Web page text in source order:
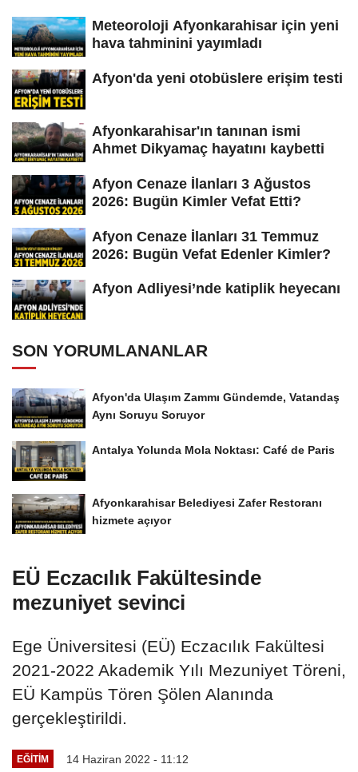
Meteoroloji Afyonkarahisar için yeni
hava tahminini yayımladı
Afyon'da yeni otobüslere erişim testi
Afyonkarahisar'ın tanınan ismi
Ahmet Dikyamaç hayatını kaybetti
Afyon Cenaze İlanları 3 Ağustos
2026: Bugün Kimler Vefat Etti?
Afyon Cenaze İlanları 31 Temmuz
2026: Bugün Vefat Edenler Kimler?
Afyon Adliyesi’nde katiplik heyecanı
SON YORUMLANANLAR
Afyon'da Ulaşım Zammı Gündemde, Vatandaş
Aynı Soruyu Soruyor
Antalya Yolunda Mola Noktası: Café de Paris
Afyonkarahisar Belediyesi Zafer Restoranı
hizmete açıyor
EÜ Eczacılık Fakültesinde
mezuniyet sevinci
Ege Üniversitesi (EÜ) Eczacılık Fakültesi
2021-2022 Akademik Yılı Mezuniyet Töreni,
EÜ Kampüs Tören Şölen Alanında
gerçekleştirildi.
EĞITIM 14 Haziran 2022 - 11:12